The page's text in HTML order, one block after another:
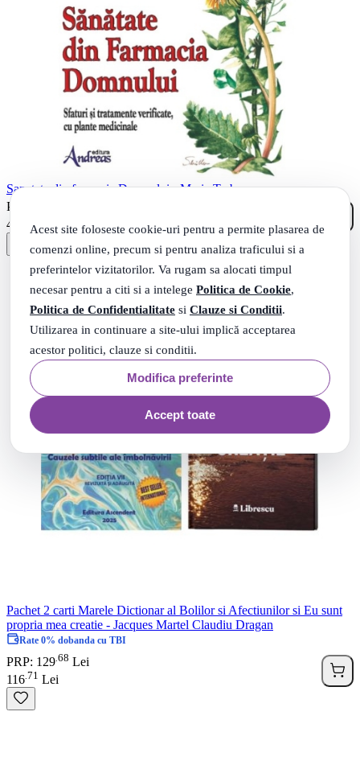
Acest site foloseste cookie-uri pentru a permite plasarea de
comenzi online, precum si pentru analiza traficului si a
preferintelor vizitatorilor. Va rugam sa alocati timpul
necesar pentru a citi si a intelege Politica de Cookie,
Politica de Confidentialitate si Clauze si Conditii.
Utilizarea in continuare a site-ului implică acceptarea
acestor politici, clauze si conditii.
Modifica preferinte
Accept toate
Sanatate din farmacia Domnului - Maria Treben
PRP: 62
49
Lei
Pachet 2 carti Marele Dictionar al Bolilor si Afectiunilor si Eu sunt
propria mea creatie - Jacques Martel Claudiu Dragan
Rate 0% dobanda cu TBI
PRP: 129 68 Lei
116 71 Lei